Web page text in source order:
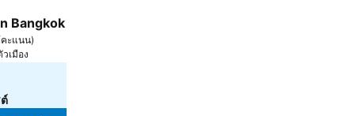
Bangkok Sukhumvit 42
คะแนน)
เมือง